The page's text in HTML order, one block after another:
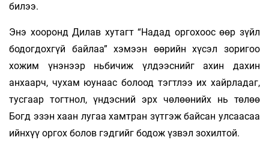
билээ.
Энэ хооронд Дилав хутагт “Надад оргохоос өөр зүйл
бодогдохгүй байлаа” хэмээн өөрийн хүсэл зоригоо
хожим үнэнээр ньбичиж үлдээснийг ахин дахин
анхаарч, чухам юунаас болоод тэгтлээ их хайрладаг,
тусгаар тогтнол, үндэсний эрх чөлөөнийх нь төлөө
Богд эзэн хаан лугаа хамтран зүтгэж байсан улсаасаа
ийнхүү оргох болов гэдгийг бодож үзвэл зохилтой.